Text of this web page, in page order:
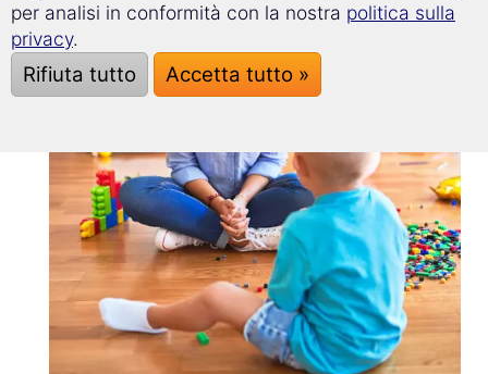
per analisi in conformità con la nostra politica sulla
privacy.
Rifiuta tutto Accetta tutto »